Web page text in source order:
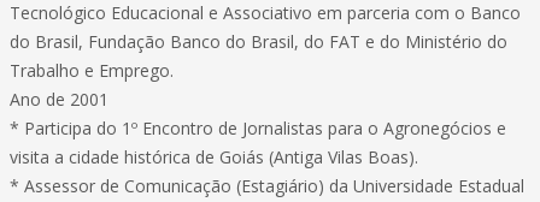
Tecnológico Educacional e Associativo em parceria com o Banco
do Brasil, Fundação Banco do Brasil, do FAT e do Ministério do
Trabalho e Emprego.
Ano de 2001
* Participa do 1º Encontro de Jornalistas para o Agronegócios e
visita a cidade histórica de Goiás (Antiga Vilas Boas).
* Assessor de Comunicação (Estagiário) da Universidade Estadual